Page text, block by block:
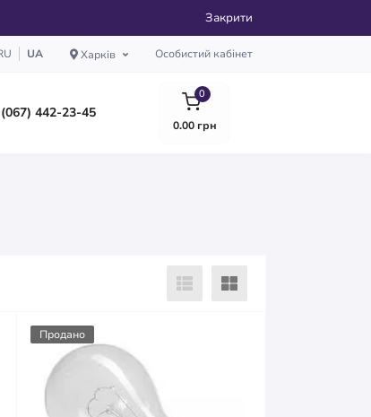
Закрити
UA Харків Особистий кабінет
(067) 442-23-45
0
0.00 грн
Продано